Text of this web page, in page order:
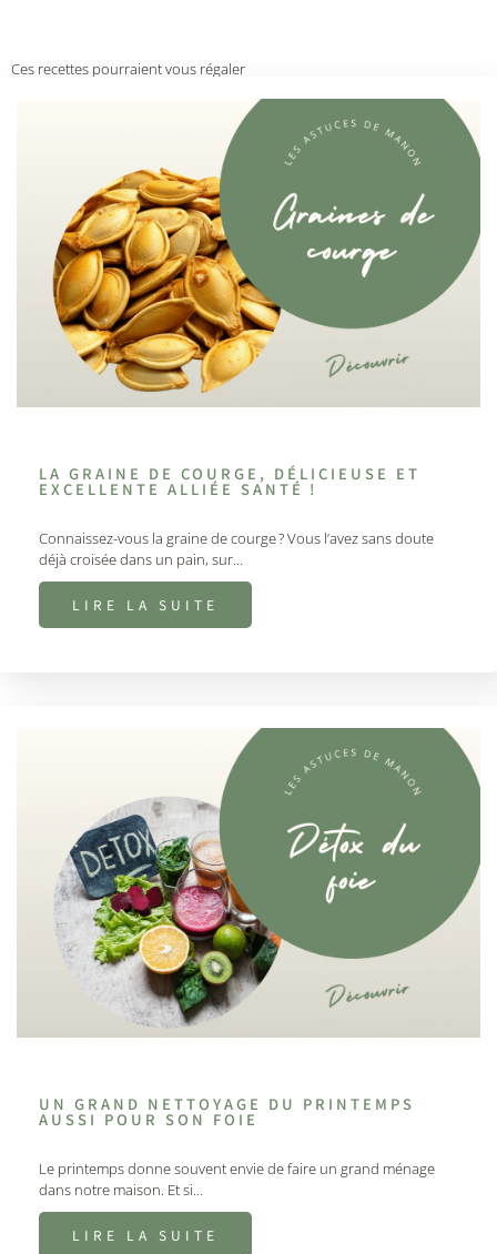
Ces recettes pourraient vous régaler
LA GRAINE DE COURGE, DÉLICIEUSE ET
EXCELLENTE ALLIÉE SANTÉ !
Connaissez-vous la graine de courge ? Vous l’avez sans doute
déjà croisée dans un pain, sur…
LIRE LA SUITE
UN GRAND NETTOYAGE DU PRINTEMPS
AUSSI POUR SON FOIE
Le printemps donne souvent envie de faire un grand ménage
dans notre maison. Et si…
LIRE LA SUITE